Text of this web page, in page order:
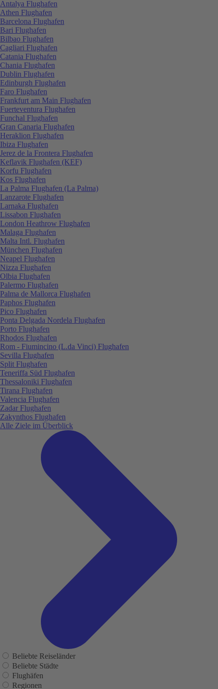
Antalya Flughafen
Athen Flughafen
Barcelona Flughafen
Bari Flughafen
Bilbao Flughafen
Cagliari Flughafen
Catania Flughafen
Chania Flughafen
Dublin Flughafen
Edinburgh Flughafen
Faro Flughafen
Frankfurt am Main Flughafen
Fuerteventura Flughafen
Funchal Flughafen
Gran Canaria Flughafen
Heraklion Flughafen
Ibiza Flughafen
Jerez de la Frontera Flughafen
Keflavik Flughafen (KEF)
Korfu Flughafen
Kos Flughafen
La Palma Flughafen (La Palma)
Lanzarote Flughafen
Larnaka Flughafen
Lissabon Flughafen
London Heathrow Flughafen
Malaga Flughafen
Malta Intl. Flughafen
München Flughafen
Neapel Flughafen
Nizza Flughafen
Olbia Flughafen
Palermo Flughafen
Palma de Mallorca Flughafen
Paphos Flughafen
Pico Flughafen
Ponta Delgada Nordela Flughafen
Porto Flughafen
Rhodos Flughafen
Rom - Fiumincino (L.da Vinci) Flughafen
Sevilla Flughafen
Split Flughafen
Teneriffa Süd Flughafen
Thessaloniki Flughafen
Tirana Flughafen
Valencia Flughafen
Zadar Flughafen
Zakynthos Flughafen
Alle Ziele im Überblick
Beliebte Reiseländer
Beliebte Städte
Flughäfen
Regionen